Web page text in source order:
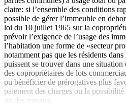
claire: si l’ensemble des conditions
possible de gérer l’immeuble en
loi du 10 juillet 1965 sur la
prévoir l’exigence de l’usage des
l’habitation une forme de «secteur
notamment pas que les résidents
puissent se trouver dans une situation
des copropriétaires de lots
pu bénéficier de prérogatives plus
paiement des charges ou la
ou des travaux.